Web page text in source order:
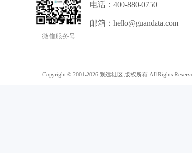
微信服务号
电话：400-880-0750
邮箱：hello@guandata.com
Copyright © 2001-2026 观远社区 版权所有 All Rights